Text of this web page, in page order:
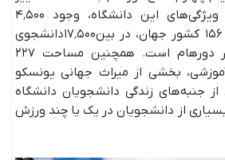
ماهیت یافت. یکی از ویژگی‌های این دانشگاه، وجود ۴٬۵۰۰
دانشجوی بین‌المللی از ۱۵۶ کشور جهان، در بین۱۷٬۵۰۰دانشجوی
مشغول به تحصیل در دورهام است. همچنین مساحت ۲۲۷
بخشی از میراث جهانی یونسکو
جنبه‌های زندگی دانشجویان دانشگاه
از دانشجویان در یک یا چند ورزش